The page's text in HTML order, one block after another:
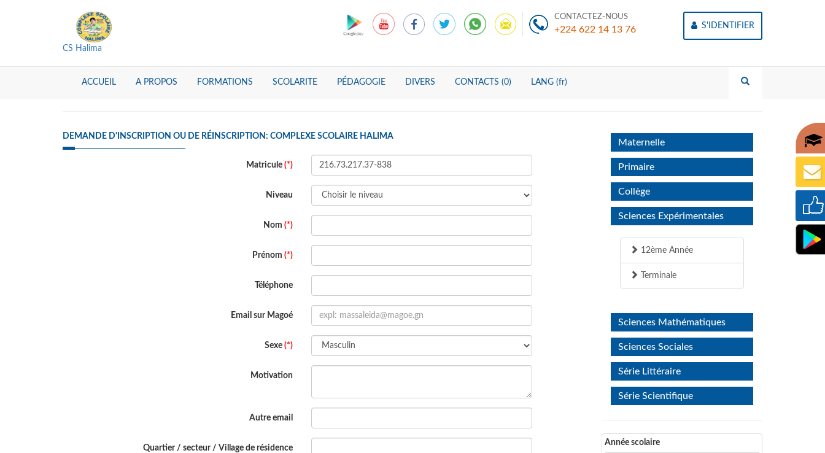
CS Halima
CONTACTEZ-NOUS
+224 622 14 13 76 S'IDENTIFIER
ACCUEIL A PROPOS FORMATIONS SCOLARITE PÉDAGOGIE DIVERS CONTACTS (0) LANG (fr)
DEMANDE D'INSCRIPTION OU DE RÉINSCRIPTION: COMPLEXE SCOLAIRE HALIMA
Matricule (*)
Niveau
Nom (*)
Prénom (*)
Téléphone
Email sur Magoé
Sexe (*)
Motivation
Autre email
Quartier / secteur / Village de résidence
Maternelle
Primaire
Collège
Sciences Expérimentales
12ème Année
Terminale
Sciences Mathématiques
Sciences Sociales
Série Littéraire
Série Scientifique
Année scolaire